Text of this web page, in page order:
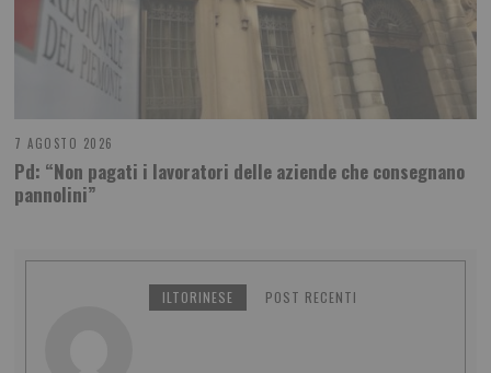
7 AGOSTO 2026
Pd: “Non pagati i lavoratori delle aziende che consegnano
pannolini”
ILTORINESE POST RECENTI